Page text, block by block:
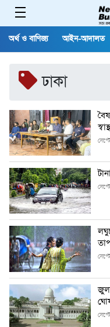
অর্থ ও বাণিজ্য আইন-আদালত
ঢাকা